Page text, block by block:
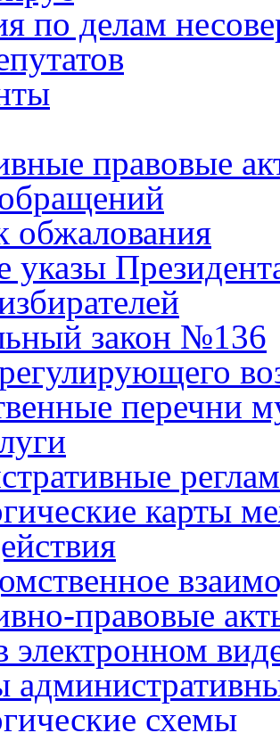
по делам
правовые
обжалования
указы
закон №136
перечни
карты
правовые
электронном
схемы